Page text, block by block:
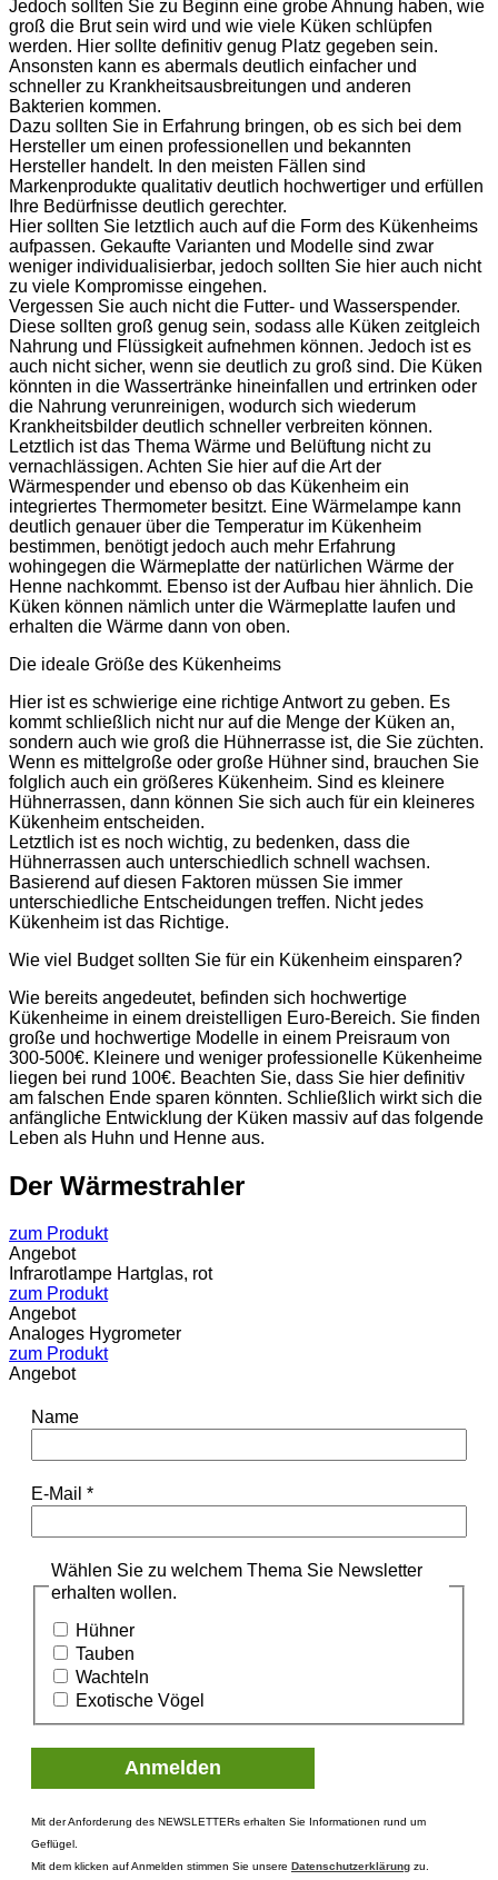
Jedoch sollten Sie zu Beginn eine grobe Ahnung haben, wie
groß die Brut sein wird und wie viele Küken schlüpfen
werden. Hier sollte definitiv genug Platz gegeben sein.
Ansonsten kann es abermals deutlich einfacher und
schneller zu Krankheitsausbreitungen und anderen
Bakterien kommen.
Dazu sollten Sie in Erfahrung bringen, ob es sich bei dem
Hersteller um einen professionellen und bekannten
Hersteller handelt. In den meisten Fällen sind
Markenprodukte qualitativ deutlich hochwertiger und erfüllen
Ihre Bedürfnisse deutlich gerechter.
Hier sollten Sie letztlich auch auf die Form des Kükenheims
aufpassen. Gekaufte Varianten und Modelle sind zwar
weniger individualisierbar, jedoch sollten Sie hier auch nicht
zu viele Kompromisse eingehen.
Vergessen Sie auch nicht die Futter- und Wasserspender.
Diese sollten groß genug sein, sodass alle Küken zeitgleich
Nahrung und Flüssigkeit aufnehmen können. Jedoch ist es
auch nicht sicher, wenn sie deutlich zu groß sind. Die Küken
könnten in die Wassertränke hineinfallen und ertrinken oder
die Nahrung verunreinigen, wodurch sich wiederum
Krankheitsbilder deutlich schneller verbreiten können.
Letztlich ist das Thema Wärme und Belüftung nicht zu
vernachlässigen. Achten Sie hier auf die Art der
Wärmespender und ebenso ob das Kükenheim ein
integriertes Thermometer besitzt. Eine Wärmelampe kann
deutlich genauer über die Temperatur im Kükenheim
bestimmen, benötigt jedoch auch mehr Erfahrung
wohingegen die Wärmeplatte der natürlichen Wärme der
Henne nachkommt. Ebenso ist der Aufbau hier ähnlich. Die
Küken können nämlich unter die Wärmeplatte laufen und
erhalten die Wärme dann von oben.
Die ideale Größe des Kükenheims
Hier ist es schwierige eine richtige Antwort zu geben. Es
kommt schließlich nicht nur auf die Menge der Küken an,
sondern auch wie groß die Hühnerrasse ist, die Sie züchten.
Wenn es mittelgroße oder große Hühner sind, brauchen Sie
folglich auch ein größeres Kükenheim. Sind es kleinere
Hühnerrassen, dann können Sie sich auch für ein kleineres
Kükenheim entscheiden.
Letztlich ist es noch wichtig, zu bedenken, dass die
Hühnerrassen auch unterschiedlich schnell wachsen.
Basierend auf diesen Faktoren müssen Sie immer
unterschiedliche Entscheidungen treffen. Nicht jedes
Kükenheim ist das Richtige.
Wie viel Budget sollten Sie für ein Kükenheim einsparen?
Wie bereits angedeutet, befinden sich hochwertige
Kükenheime in einem dreistelligen Euro-Bereich. Sie finden
große und hochwertige Modelle in einem Preisraum von
300-500€. Kleinere und weniger professionelle Kükenheime
liegen bei rund 100€. Beachten Sie, dass Sie hier definitiv
am falschen Ende sparen könnten. Schließlich wirkt sich die
anfängliche Entwicklung der Küken massiv auf das folgende
Leben als Huhn und Henne aus.
Der Wärmestrahler
zum Produkt
Angebot
Infrarotlampe Hartglas, rot
zum Produkt
Angebot
Analoges Hygrometer
zum Produkt
Angebot
Name
E-Mail *
Wählen Sie zu welchem Thema Sie Newsletter
erhalten wollen.
Hühner
Tauben
Wachteln
Exotische Vögel
Mit der Anforderung des NEWSLETTERs erhalten Sie Informationen rund um
Geflügel.
Mit dem klicken auf Anmelden stimmen Sie unsere Datenschutzerklärung zu.